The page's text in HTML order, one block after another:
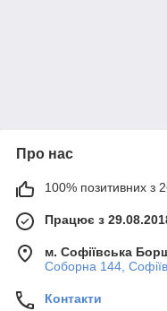
Про нас
100% позитивних з
Працює з
м. Софіївська
Соборна 144,
Контакти